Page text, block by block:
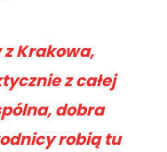
Krakowa,
z całej
dobra
robią tu